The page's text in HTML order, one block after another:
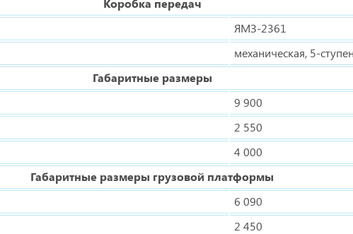
Коробка передач
ЯМЗ-2361
механическая, 5-
Габаритные размеры
9 900
2 550
4 000
Габаритные размеры грузовой платформы
6 090
2 450